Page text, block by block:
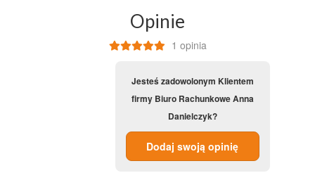
Opinie
1 opinia
Jesteś zadowolonym Klientem
firmy Biuro Rachunkowe Anna
Danielczyk?
Dodaj swoją opinię